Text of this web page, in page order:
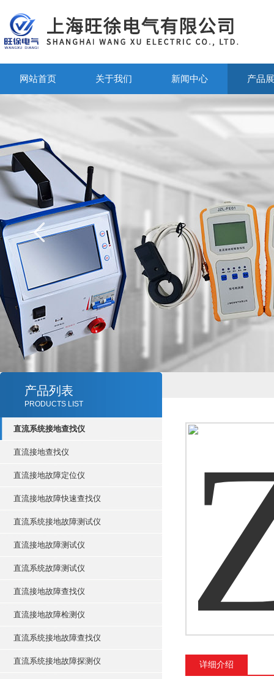
网站首页 关于我们 新闻中心 产品
产品列表
PRODUCTS LIST
直流系统接地查找仪
直流接地查找仪
直流接地故障定位仪
直流接地故障快速查找仪
直流系统接地故障测试仪
直流接地故障测试仪
直流系统故障测试仪
直流接地故障查找仪
直流接地故障检测仪
直流系统接地故障查找仪
直流系统接地故障探测仪 详细介绍